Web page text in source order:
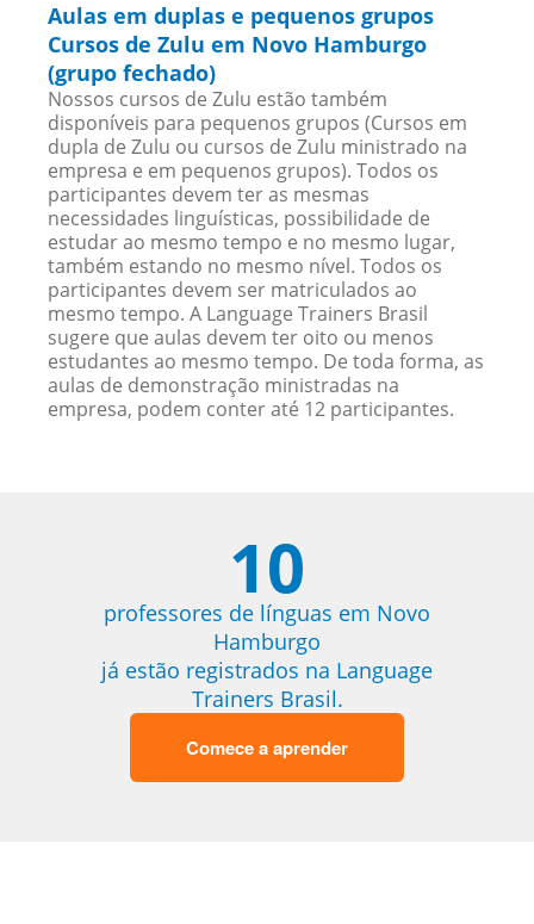
Aulas em duplas e pequenos grupos
Cursos de Zulu em Novo Hamburgo
(grupo fechado)
Nossos cursos de Zulu estão também
disponíveis para pequenos grupos (Cursos em
dupla de Zulu ou cursos de Zulu ministrado na
empresa e em pequenos grupos). Todos os
participantes devem ter as mesmas
necessidades linguísticas, possibilidade de
estudar ao mesmo tempo e no mesmo lugar,
também estando no mesmo nível. Todos os
participantes devem ser matriculados ao
mesmo tempo. A Language Trainers Brasil
sugere que aulas devem ter oito ou menos
estudantes ao mesmo tempo. De toda forma, as
aulas de demonstração ministradas na
empresa, podem conter até 12 participantes.
10
professores de línguas em Novo
Hamburgo
já estão registrados na Language
Trainers Brasil.
Comece a aprender